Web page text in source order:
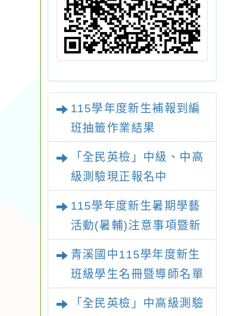
115學年度新生補報到編
班抽籤作業結果
「全民英檢」中級、中高
級測驗現正報名中
115學年度新生暑期學藝
活動(暑輔)注意事項暨新
青溪國中115學年度新生
班級學生名冊暨導師名單
「全民英檢」中高級測驗
灣藝術教育館
年教育部文藝
本土語教學實習輔導
員增能研習工作坊